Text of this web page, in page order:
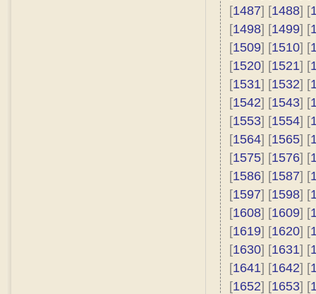
[1487] [1488] [
[1498] [1499] [
[1509] [1510] [
[1520] [1521] [
[1531] [1532] [
[1542] [1543] [
[1553] [1554] [
[1564] [1565] [
[1575] [1576] [
[1586] [1587] [
[1597] [1598] [
[1608] [1609] [
[1619] [1620] [
[1630] [1631] [
[1641] [1642] [
[1652] [1653] [